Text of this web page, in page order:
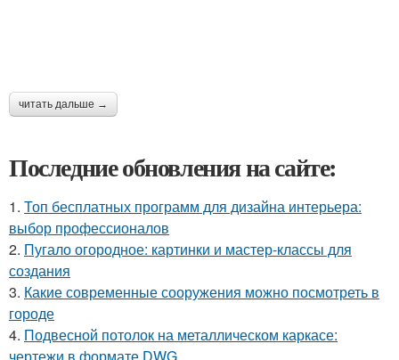
читать дальше →
Последние обновления на сайте:
1. Топ бесплатных программ для дизайна интерьера:
выбор профессионалов
2. Пугало огородное: картинки и мастер-классы для
создания
3. Какие современные сооружения можно посмотреть в
городе
4. Подвесной потолок на металлическом каркасе:
чертежи в формате DWG